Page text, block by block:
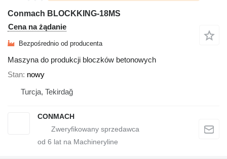
Conmach BLOCKKING-18MS
Cena na żądanie
Bezpośrednio od producenta
Maszyna do produkcji bloczków betonowych
Stan nowy
Turcja, Tekirdağ
CONMACH
od 6 lat na Machineryline